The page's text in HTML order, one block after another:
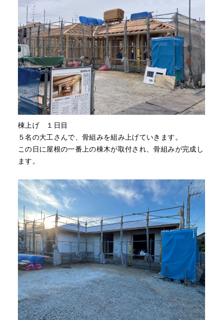
棟上げ １日目
５名の大工さんで、骨組みを組み上げていきます。
この日に屋根の一番上の棟木が取付され、骨組みが完成し
ます。